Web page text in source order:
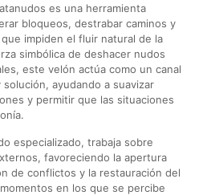
es una herramienta
bloqueos, destrabar caminos y
impiden el fluir natural de la
simbólica de deshacer nudos
este velón actúa como un canal
ayudando a suavizar
y permitir que las situaciones
especializado, trabaja sobre
favoreciendo la apertura
de conflictos y la restauración del
en los que se percibe